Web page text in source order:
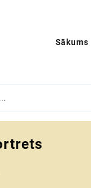
Sākums